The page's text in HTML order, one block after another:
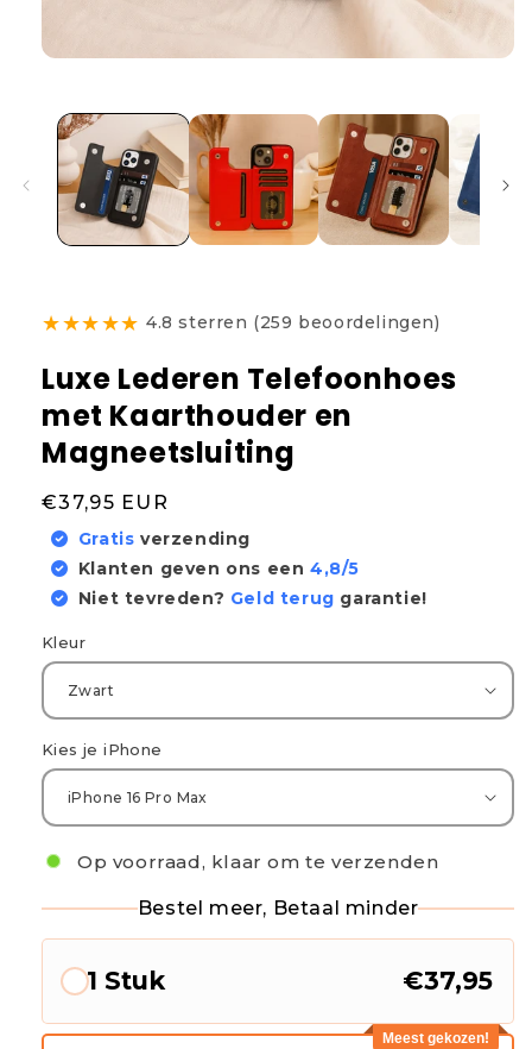
★★★★★ 4.8 sterren (259 beoordelingen)
Luxe Lederen Telefoonhoes
met Kaarthouder en
Magneetsluiting
Normale
prijs
€37,95 EUR
Gratis verzending
Klanten geven ons een 4,8/5
Niet tevreden? Geld terug garantie!
Kleur
Kies je iPhone
Op voorraad, klaar om te verzenden
Bestel meer, Betaal minder
1 Stuk €37,95
Meest gekozen!